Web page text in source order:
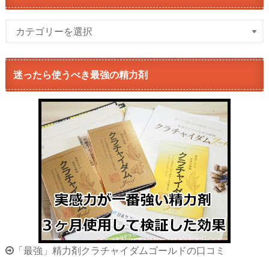
迷ったら使うべき最強の精力剤
「最強」精力剤クラチャイダムゴールドの口コミ